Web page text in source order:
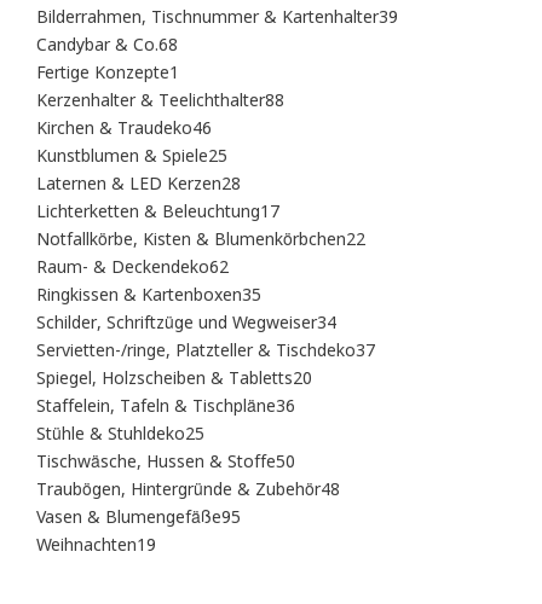
Bilderrahmen, Tischnummer & Kartenhalter39
Candybar & Co.68
Fertige Konzepte1
Produkt
Kerzenhalter & Teelichthalter88
Kirchen & Traudeko46
Produkte
Kunstblumen & Spiele25
Produkte
Laternen & LED Kerzen28
Produkte
Lichterketten & Beleuchtung1717
Produkte
Notfallkörbe, Kisten & Blumenkörbchen2222
Raum- & Deckendeko6262
Produkte
Ringkissen & Kartenboxen35
Produkte
Schilder, Schriftzüge und Wegweiser3434
Produkte
Servietten-/ringe, Platzteller & Tischdeko3737
Spiegel, Holzscheiben & Tabletts20
Staffelein, Tafeln & Tischpläne36
Stühle & Stuhldeko25
Produkte
Tischwäsche, Hussen & Stoffe50
Produkte
Traubögen, Hintergründe & Zubehör48
Vasen & Blumengefäße95
Weihnachten19